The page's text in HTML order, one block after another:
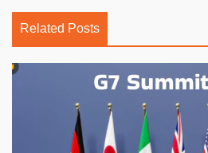
Related Posts